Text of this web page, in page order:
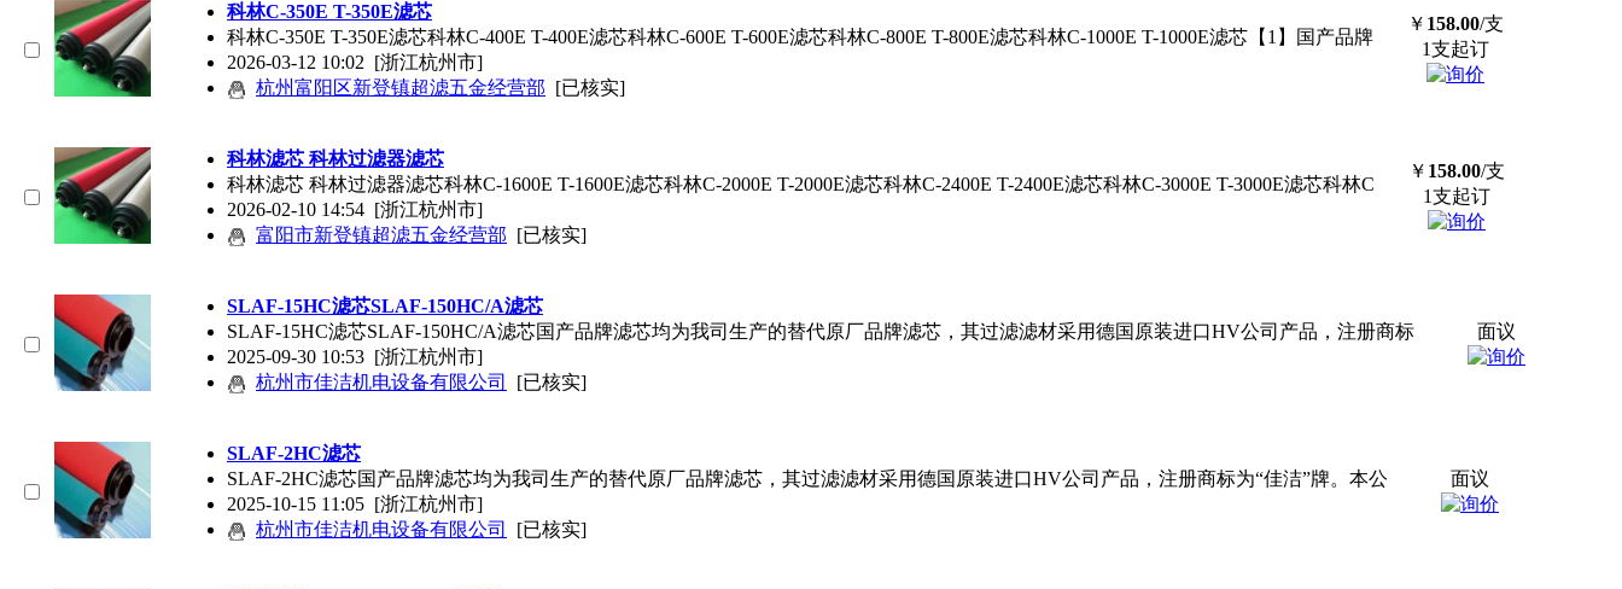
科林C-350E T-350E滤芯
科林C-350E T-350E滤芯科林C-400E T-400E滤芯科林C-600E T-600E滤芯科林C-800E T-800E滤芯科林C-1000E T-1000E滤芯 【1】国产品牌
2026-03-12 10:02 [浙江杭州市]
杭州富阳区新登镇超滤五金经营部 [已核实]
￥ 158.00/支
1支起订
科林滤芯 科林过滤器滤芯
科林滤芯 科林过滤器滤芯科林C-1600E T-1600E滤芯科林C-2000E T-2000E滤芯科林C-2400E T-2400E滤芯科林C-3000E T-3000E滤芯科林C
2026-02-10 14:54 [浙江杭州市]
富阳市新登镇超滤五金经营部 [已核实]
￥ 158.00/支
1支起订
SLAF-15HC滤芯SLAF-150HC/A滤芯
SLAF-15HC滤芯SLAF-150HC/A滤芯国产品牌滤芯均为我司生产的替代原厂品牌滤芯 ，其过滤滤材采用德国原装进口HV公司产品，注册商标
2025-09-30 10:53 [浙江杭州市]
杭州市佳洁机电设备有限公司
[已核实]
面议
SLAF-2HC滤芯
SLAF-2HC滤芯国产品牌滤芯均为我司生产的替代原厂品牌滤芯 ，其过滤滤材采用德国原装进口HV公司产品，注册商标为“佳洁”牌。本公
2025-10-15 11:05 [浙江杭州市]
杭州市佳洁机电设备有限公司
[已核实]
面议